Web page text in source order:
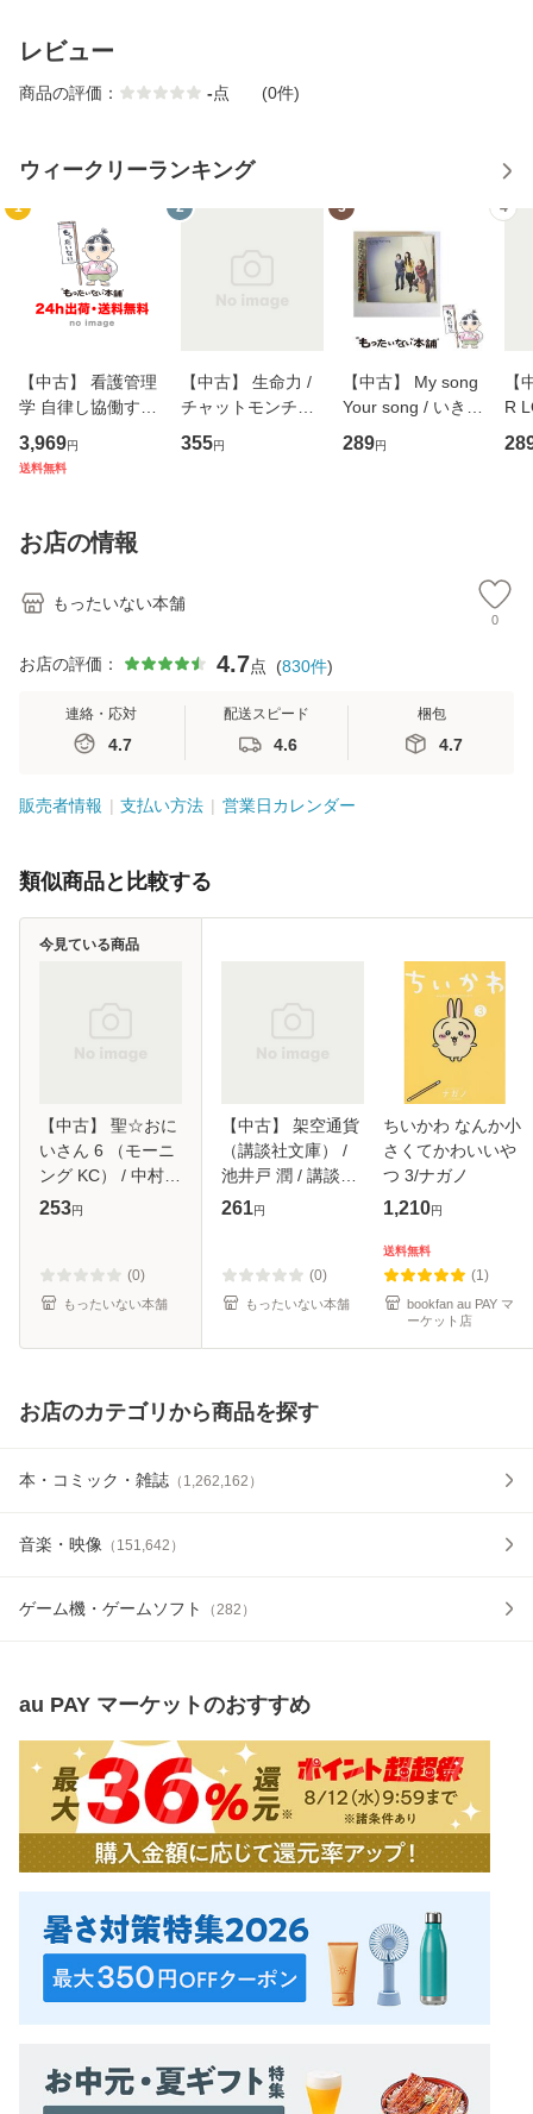
レビュー
商品の評価： -点 (0件)
ウィークリーランキング
1
【中古】 看護管理
学 自律し協働する
専門職の看護マネ
ジメントスキル 改
恵 藤本幸三 / 南江
堂 [単行
3,969円
送料無料
2
【中古】 生命力 /
チャットモンチー /
キューンレコード
[CD]【メール便送
355円
3
【中古】 My song
Your song / いきも
のがかり / [CD]
【メール便送料無
289円
4
【
R
産
お店の情報
もったいない本舗
0
お店の評価： 4.7点 (830件)
連絡・応対
4.7
配送スピード
4.6
梱包
4.7
販売者情報 支払い方法 営業日カレンダー
類似商品と比較する
【中古】 聖☆おに
いさん 6 （モーニ
ング KC） / 中村
光 / 講談社 [コミッ
253円
(0)
もったいない本舗
今見ている商品
【中古】 架空通貨
（講談社文庫） /
池井戸 潤 / 講談社
[文庫]【メール便送
261円
(0)
もったいない本舗
ちいかわ なんか小
さくてかわいいや
つ 3/ナガノ
1,210円
送料無料
(1)
bookfan au PAY マ
ーケット店
お店のカテゴリから商品を探す
本・コミック・雑誌 （ 1,262,162 ）
音楽・映像 （ 151,642 ）
ゲーム機・ゲームソフト （282 ）
au PAY マーケットのおすすめ